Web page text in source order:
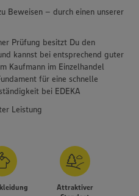
Beweisen – durch einen unserer
Prüfung besitzt Du den
kannst bei entsprechend guter
Kaufmann im Einzelhandel
für eine schnelle
bei EDEKA
Leistung
Attraktiver